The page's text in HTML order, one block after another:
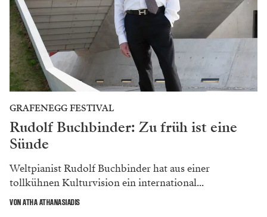
GRAFENEGG FESTIVAL
Rudolf Buchbinder: Zu früh ist eine
Sünde
Weltpianist Rudolf Buchbinder hat aus einer
tollkühnen Kulturvision ein international...
VON ATHA ATHANASIADIS